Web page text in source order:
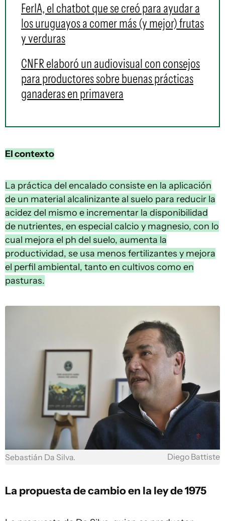
FerIA, el chatbot que se creó para ayudar a
los uruguayos a comer más (y mejor) frutas
y verduras
CNFR elaboró un audiovisual con consejos
para productores sobre buenas prácticas
ganaderas en primavera
El contexto
La práctica del encalado consiste en la aplicación
de un material alcalinizante al suelo para reducir la
acidez del mismo e incrementar la disponibilidad
de nutrientes, en especial calcio y magnesio, con lo
cual mejora el ph del suelo, aumenta la
productividad, se usa menos fertilizantes y mejora
el perfil ambiental, tanto en cultivos como en
pasturas.
Sebastián Da Silva. Diego Battiste
La propuesta de cambio en la ley de 1975